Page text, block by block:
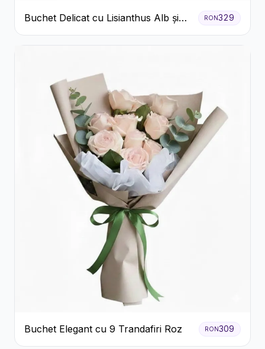
Buchet Delicat cu Lisianthus Alb și
Roz
RON329
Buchet Elegant cu 9 Trandafiri Roz RON309